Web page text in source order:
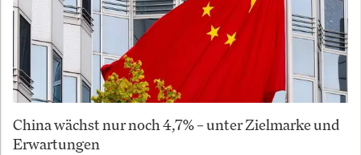
China wächst nur noch 4,7% – unter Zielmarke und
Erwartungen